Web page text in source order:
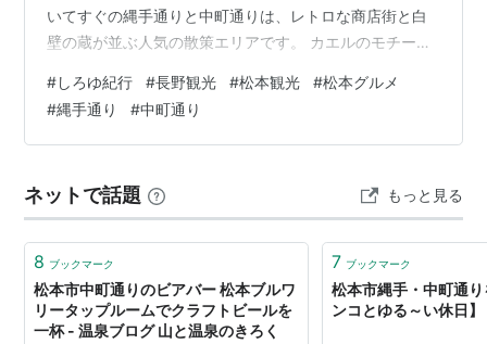
いてすぐの縄手通りと中町通りは、レトロな商店街と白
壁の蔵が並ぶ人気の散策エリアです。 カエルのモチーフ
通り。 松本らしい街並みを半日でゆっくり楽しめる、歩
きやすい城下町の散策コースを紹介します。 松本城から
縄手通りまで徒歩約5分。 縄手通りから中町通りまでは
ほどです。 📚 目次を開く／閉じる ■ 旅の始まり｜松
本・縄手通りと中町通り ■…
#しろゆ紀行 #長野観光 #松本観光 #松本グルメ
#縄手通り #中町通り
ネットで話題 もっと見る
8 ブックマーク
松本市中町通りのビアバー 松本ブルワ
リータップルームでクラフトビールを
一杯 - 温泉ブログ 山と温泉のきろく
7 ブックマーク
松本市縄手・中町通
ンコとゆる～い休日